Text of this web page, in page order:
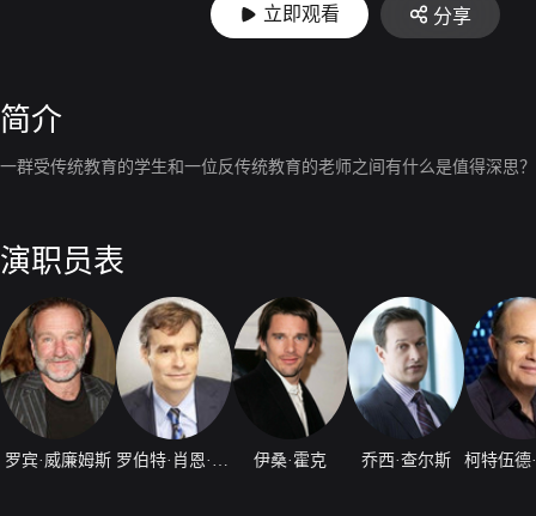
上映： 1989-06-09
立即观看 分享
简介
一群受传统教育的学生和一位反传统教育的老师之间有什么是值得深思
演职员表
罗宾·威廉姆斯 伊桑·霍克 乔西·查尔斯